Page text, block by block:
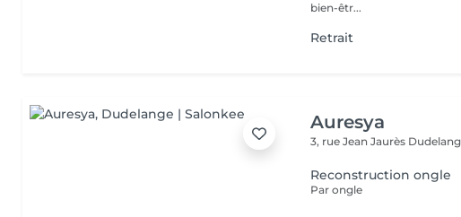
bien-êtr...
Retrait
Auresya
3, rue Jean Jaurès
Reconstruction ongle
Par ongle